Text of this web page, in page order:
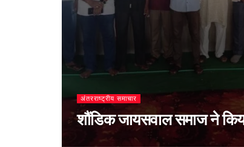
अंतरराष्ट्रीय समाचार
शौंडिक जायसवाल समाज ने